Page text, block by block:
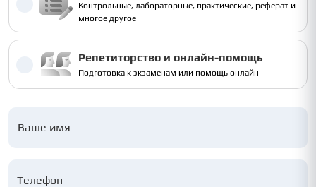
Контрольные, лабораторные, практические, реферат и
многое другое
Репетиторство и онлайн-помощь
Подготовка к экзаменам или помощь онлайн
Ваше имя